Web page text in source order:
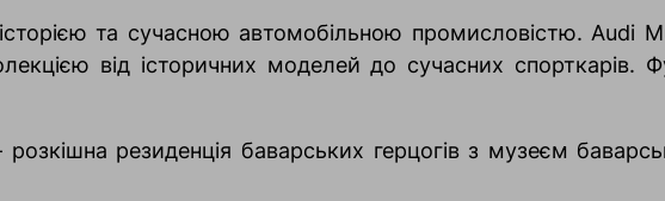
та сучасною автомобільною промисловістю. Audi
від історичних моделей до сучасних спорткарів.
розкішна резиденція баварських герцогів з музеєм